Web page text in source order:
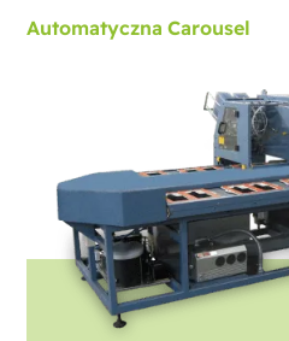
Automatyczna Carousel